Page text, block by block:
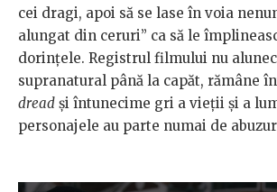
cei dragi, apoi să se lase în voia
alungat din ceruri” ca să le
dorințele. Registrul filmului nu
supranatural până la capăt, rămâne
dread și întunecime gri a vieții și a
personajele au parte numai de